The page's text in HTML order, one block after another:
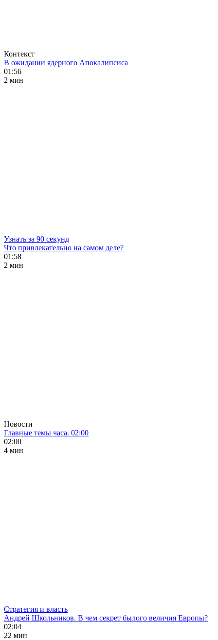
Контекст
В ожидании ядерного Апокалипсиса
01:56
2 мин
Узнать за 90 секунд
Что привлекательно на самом деле?
01:58
2 мин
Новости
Главные темы часа. 02:00
02:00
4 мин
Стратегия и власть
Андрей Школьников. В чем секрет былого величия Европы?
02:04
22 мин